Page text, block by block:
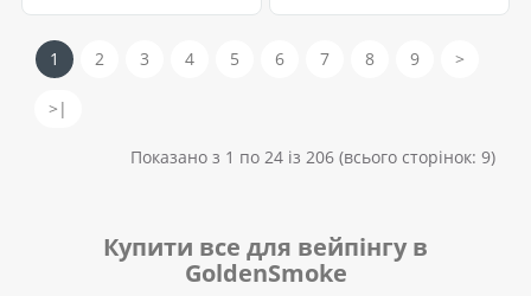
1 2 3 4 5 6 7 8 9 >
>|
Показано з 1 по 24 із 206 (всього сторінок: 9)
Купити все для вейпінгу в
GoldenSmoke